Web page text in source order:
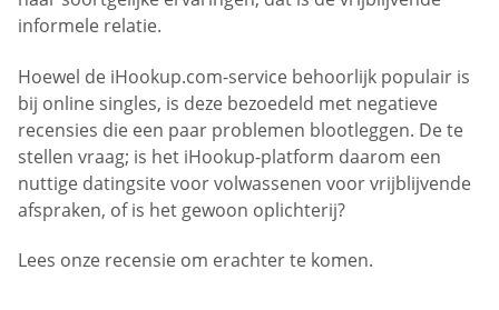
informele relatie.
Hoewel de iHookup.com-service behoorlijk populair is
bij online singles, is deze bezoedeld met negatieve
recensies die een paar problemen blootleggen. De te
stellen vraag; is het iHookup-platform daarom een
nuttige datingsite voor volwassenen voor vrijblijvende
afspraken, of is het gewoon oplichterij?
Lees onze recensie om erachter te komen.